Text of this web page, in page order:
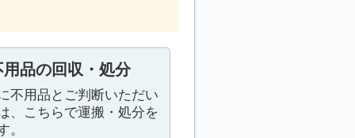
用品の回収・処分
不用品とご判断いただい
、こちらで運搬・処分を
。